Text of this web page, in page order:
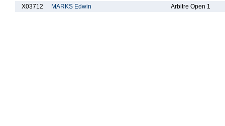
X03712
MARKS Edwin Arbitre Open 1